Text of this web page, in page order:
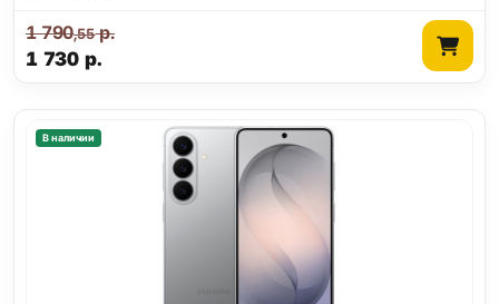
1 730 р.
1 790,55р.
В наличии